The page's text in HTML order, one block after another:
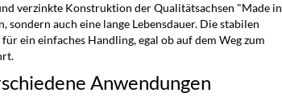
verzinkte Konstruktion der Qualitätsachsen "Made in
auch eine lange Lebensdauer. Die stabilen
ein einfaches Handling, egal ob auf dem Weg zum
Anwendungen